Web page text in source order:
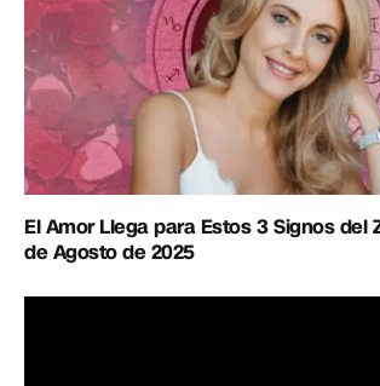
El Amor Llega para Estos 3 Signos del
de Agosto de 2025